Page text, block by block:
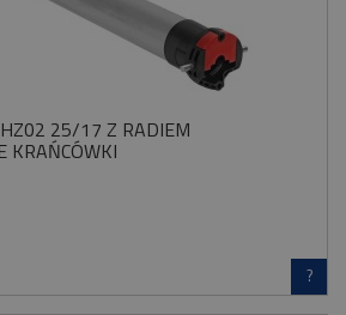
25/17 Z RADIEM
KRAŃCÓWKI
?